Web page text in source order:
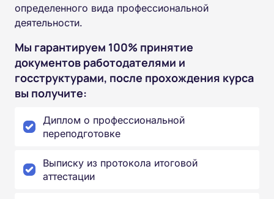
определенного вида профессиональной
деятельности.
Мы гарантируем 100% принятие
документов работодателями и
госструктурами, после прохождения курса
вы получите:
Диплом о профессиональной
переподготовке
Выписку из протокола итоговой
аттестации